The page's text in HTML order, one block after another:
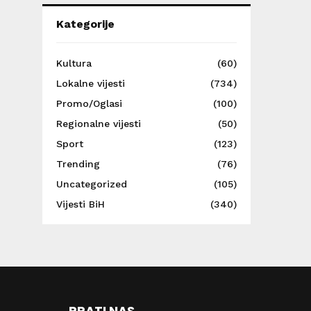
Kategorije
Kultura
(60)
Lokalne vijesti
(734)
Promo/Oglasi
(100)
Regionalne vijesti
(50)
Sport
(123)
Trending
(76)
Uncategorized
(105)
Vijesti BiH
(340)